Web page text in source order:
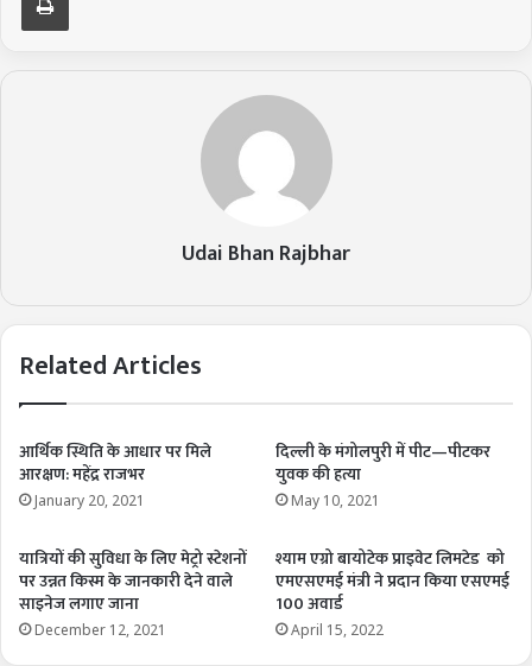
Udai Bhan Rajbhar
Related Articles
आर्थिक स्थिति के आधार पर मिले
आरक्षण: महेंद्र राजभर
January 20, 2021
दिल्ली के मंगोलपुरी में पीट—पीटकर
युवक की हत्या
May 10, 2021
यात्रियों की सुविधा के लिए मेट्रो स्टेशनों
पर उन्नत किस्म के जानकारी देने वाले
साइनेज लगाए जाना
December 12, 2021
श्याम एग्रो बायोटेक प्राइवेट लिमटेड को
एमएसएमई मंत्री ने प्रदान किया एसएमई
100 अवार्ड
April 15, 2022